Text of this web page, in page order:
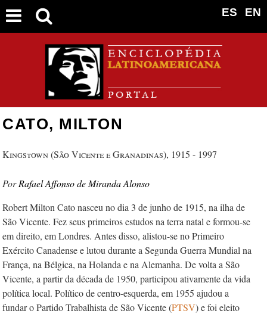
EN
ES
CATO, MILTON
Kingstown (São Vicente e Granadinas), 1915 - 1997
Rafael Affonso de Miranda Alonso
Robert Milton Cato nasceu no dia 3 de junho de 1915, na ilha de
São Vicente. Fez seus primeiros estudos na terra natal e formou-se
em direito, em Londres. Antes disso, alistou-se no Primeiro
Exército Canadense e lutou durante a Segunda Guerra Mundial na
França, na Bélgica, na Holanda e na Alemanha. De volta a São
Vicente, a partir da década de 1950, participou ativamente da vida
política local. Político de centro-esquerda, em 1955 ajudou a
fundar o Partido Trabalhista de São Vicente (PTSV) e foi eleito